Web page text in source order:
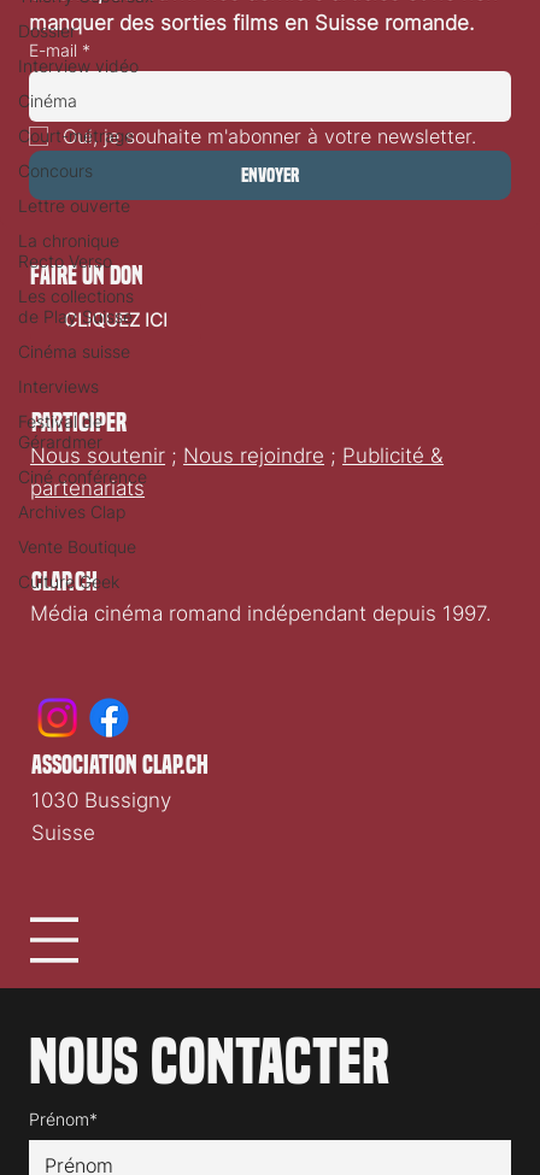
Dossier
Interview vidéo
Cinéma
Court-métrage
Concours
Lettre ouverte
La chronique
Recto Verso
Les collections
de Play Suisse
Cinéma suisse
Interviews
Festival de
Gérardmer
Ciné conférence
Archives Clap
Vente Boutique
Culture Geek
cinéma, découvrir nos derniers articles et ne rien
manquer des sorties films en Suisse romande.
E-mail *
Oui, je souhaite m'abonner à votre newsletter.
Envoyer
Clap.ch
Participer
Nous soutenir
partenariats
Nous contacter
faire un don
CLIQUEZ ICI
association clap.ch
1030 Bussigny